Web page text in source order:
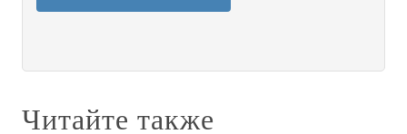
Читайте также